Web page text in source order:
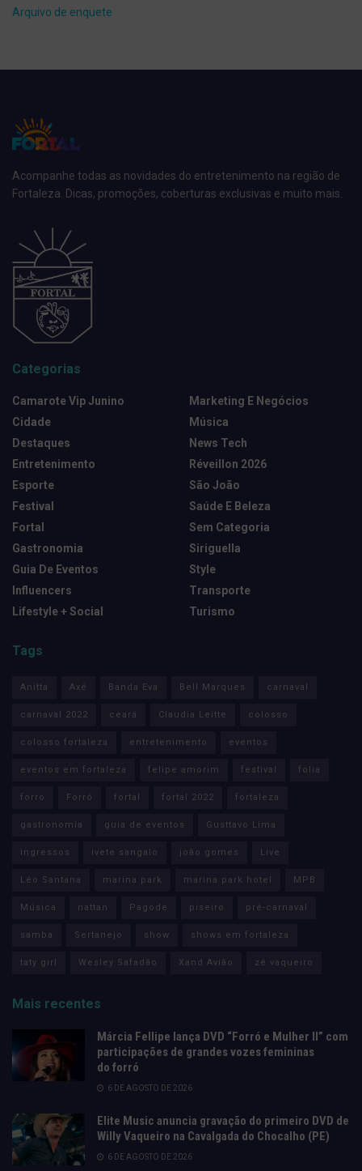
Arquivo de enquete
Acompanhe todas as novidades do entretenimento na região de
Fortaleza. Dicas, promoções, coberturas exclusivas e muito mais.
Categorias
Camarote Vip Junino
Cidade
Destaques
Entretenimento
Esporte
Festival
Fortal
Gastronomia
Guia De Eventos
Influencers
Lifestyle + Social
Marketing E Negócios
Música
News Tech
Réveillon 2026
São João
Saúde E Beleza
Sem Categoria
Siriguella
Style
Transporte
Turismo
Tags
Anitta Axé Banda Eva Bell Marques carnaval
carnaval 2022 ceará Claudia Leitte colosso
colosso fortaleza entretenimento eventos
eventos em fortaleza felipe amorim festival folia
forro Forró fortal fortal 2022 fortaleza
gastronomia guia de eventos Gusttavo Lima
ingressos ivete sangalo joão gomes Live
Léo Santana marina park marina park hotel MPB
Música nattan Pagode piseiro pré-carnaval
samba Sertanejo show shows em fortaleza
taty girl Wesley Safadão Xand Avião zé vaqueiro
Mais recentes
Márcia Fellipe lança DVD “Forró e Mulher II” com
participações de grandes vozes femininas
do forró
6 DE AGOSTO DE 2026
Elite Music anuncia gravação do primeiro DVD de
Willy Vaqueiro na Cavalgada do Chocalho (PE)
6 DE AGOSTO DE 2026